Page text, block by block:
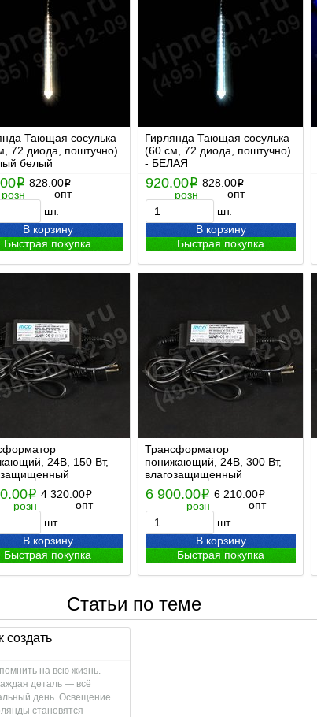
Тающая сосулька
72 диода, поштучно)
белый
i
розн
828.00i
опт
шт.
В корзину
Быстрая покупка
Гирлянда Тающая сосулька
(60 см, 72 диода, поштучно)
- БЕЛАЯ
920.00i
розн
828.00i
опт
шт.
В корзину
Быстрая покупка
24В, 150 Вт,
i
розн
4 320.00i
опт
шт.
В корзину
Быстрая покупка
Трансформатор
понижающий, 24В, 300 Вт,
влагозащищенный
6 900.00i
розн
6 210.00i
опт
шт.
В корзину
Быстрая покупка
Статьи по теме
создать
на всю жизнь.
деталь — всё
день. Освещение
становятся